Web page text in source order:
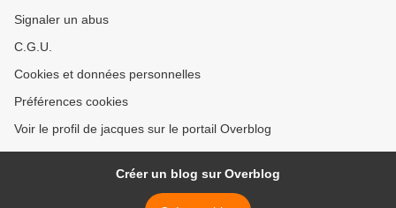
Signaler un abus
C.G.U.
Cookies et données personnelles
Préférences cookies
Voir le profil de jacques sur le portail Overblog
Créer un blog sur Overblog